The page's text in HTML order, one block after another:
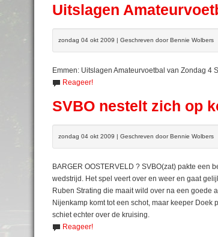
Uitslagen
zondag 04 okt 2009 | Geschreven door Bennie Wolbers
Emmen: Uitslagen Amateurvoetbal van Zondag 4
Reageer!
SVBO nestelt zich op
zondag 04 okt 2009 | Geschreven door Bennie Wolbers
BARGER OOSTERVELD ? SVBO(zat) pakte
wedstrijd. Het spel veert over en weer en gaat
Ruben Strating die maait wild over na een goede
Nijenkamp komt tot een schot, maar keeper
schiet echter over de kruising.
Reageer!